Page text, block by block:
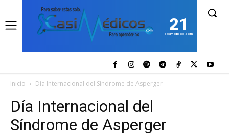
21
casiMedicos.com
Inicio Día Internacional del Síndrome de Asperger
Día Internacional del
Síndrome de Asperger